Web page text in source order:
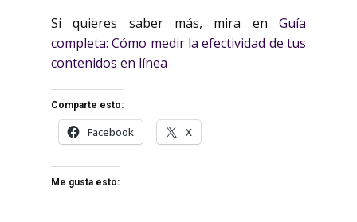
Si quieres saber más, mira en Guía
completa: Cómo medir la efectividad de tus
contenidos en línea
Comparte esto:
Facebook X
Me gusta esto: